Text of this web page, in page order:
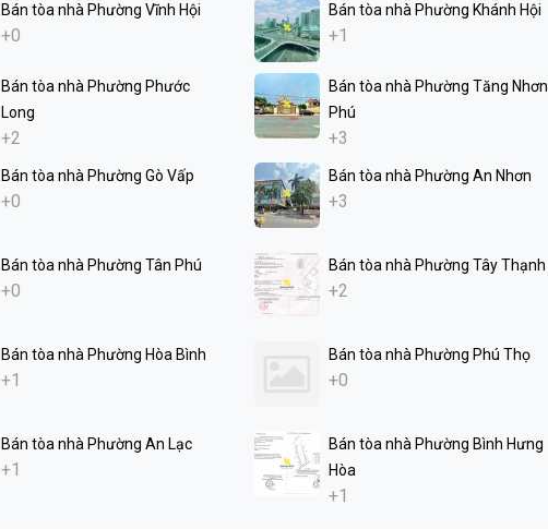
Bán tòa nhà Phường Vĩnh Hội
+0
Bán tòa nhà Phường Khánh Hội
+1
Bán tòa nhà Phường Phước
Long
+2
Bán tòa nhà Phường Tăng Nhơn
Phú
+3
Bán tòa nhà Phường Gò Vấp
+0
Bán tòa nhà Phường An Nhơn
+3
Bán tòa nhà Phường Tân Phú
+0
Bán tòa nhà Phường Tây Thạnh
+2
Bán tòa nhà Phường Hòa Bình
+1
Bán tòa nhà Phường Phú Thọ
+0
Bán tòa nhà Phường An Lạc
+1
Bán tòa nhà Phường Bình Hưng
Hòa
+1